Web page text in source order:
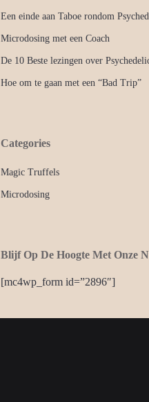
Een einde aan Taboe rondom
Microdosing met een Coach
De 10 Beste lezingen over
Hoe om te gaan met een “Bad Trip”
Categories
Magic Truffels
Microdosing
Blijf Op De Hoogte Met Onze
[mc4wp_form id=”2896″]